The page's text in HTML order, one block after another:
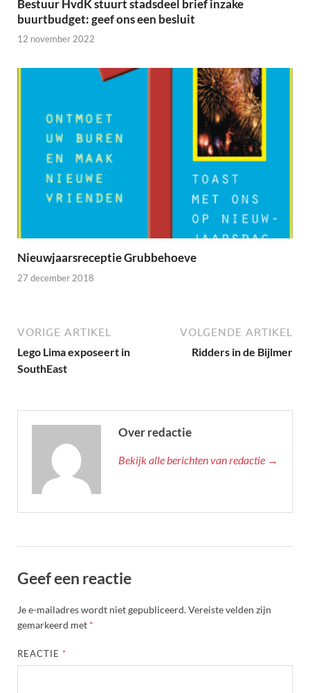
Bestuur HvdK stuurt stadsdeel brief inzake
buurtbudget: geef ons een besluit
12 november 2022
Nieuwjaarsreceptie Grubbehoeve
27 december 2018
VORIGE ARTIKEL
Lego Lima exposeert in
SouthEast
VOLGENDE ARTIKEL
Ridders in de Bijlmer
Over redactie
Bekijk alle berichten van redactie →
Geef een reactie
Je e-mailadres wordt niet gepubliceerd.Vereiste velden zijn
gemarkeerd met *
REACTIE *